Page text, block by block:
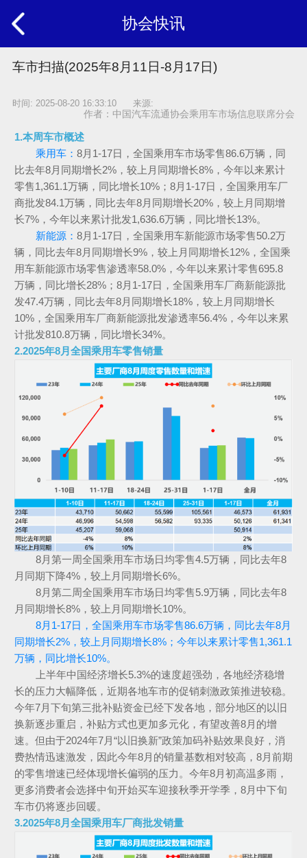
协会快讯
车市扫描(2025年8月11日-8月17日)
时间: 2025-08-20 16:33:10 来源:
作者：中国汽车流通协会乘用车市场信息联席分会
1.本周车市概述
乘用车： 8月1-17日，全国乘用车市场零售86.6万辆，同
比去年8月同期增长2%，较上月同期增长8%，今年以来累计
零售1,361.1万辆，同比增长10%；8月1-17日，全国乘用车厂
商批发84.1万辆，同比去年8月同期增长20%，较上月同期增
长7%，今年以来累计批发1,636.6万辆，同比增长13%。
新能源： 8月1-17日，全国乘用车新能源市场零售50.2万
辆，同比去年8月同期增长9%，较上月同期增长12%，全国乘
用车新能源市场零售渗透率58.0%，今年以来累计零售695.8
万辆，同比增长28%；8月1-17日，全国乘用车厂商新能源批
发47.4万辆，同比去年8月同期增长18%，较上月同期增长
10%，全国乘用车厂商新能源批发渗透率56.4%，今年以来累
计批发810.8万辆，同比增长34%。
2.2025年8月全国乘用车零售销量
8月第一周全国乘用车市场日均零售4.5万辆，同比去年8
月同期下降4%，较上月同期增长6%。
8月第二周全国乘用车市场日均零售5.9万辆，同比去年8
月同期增长8%，较上月同期增长10%。
8月1-17日，全国乘用车市场零售86.6万辆，同比去年8月
同期增长2%，较上月同期增长8%；今年以来累计零售1,361.1
万辆，同比增长10%。
上半年中国经济增长5.3%的速度超强劲，各地经济稳增
长的压力大幅降低，近期各地车市的促销刺激政策推进较稳。
今年7月下旬第三批补贴资金已经下发各地，部分地区的以旧
换新逐步重启，补贴方式也更加多元化，有望改善8月的增
速。但由于2024年7月“以旧换新”政策加码补贴效果良好，消
费热情迅速激发，因此今年8月的销量基数相对较高，8月前期
的零售增速已经体现增长偏弱的压力。今年8月初高温多雨，
更多消费者会选择中旬开始买车迎接秋季开学季，8月中下旬
车市仍将逐步回暖。
3.2025年8月全国乘用车厂商批发销量